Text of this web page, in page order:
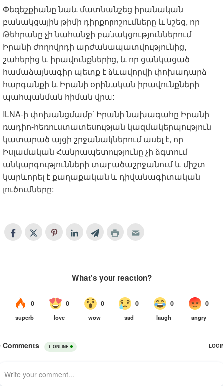
Փեզեշքիանը նաև մատնանշեց իրանական
բանակցային թիմի դիրքորոշումները և նշեց, որ
Թեհրանը չի նահանջի բանակցություններում
Իրանի ժողովրդի արժանապատվությունից,
շահերից և իրավունքներից, և որ ցանկացած
համաձայնագիր պետք է ձևավորվի փոխադարձ
հարգանքի և Իրանի օրինական իրավունքների
պահպանման հիման վրա:
ILNA-ի փոխանցմամբ՝ Իրանի նախագահը Իրանի
ռադիո-հեռուստատեսության կազմակերպություն
կատարած այցի շրջանակներում ասել է, որ
Իսլամական Հանրապետությունը չի ձգտում
անկարգությունների տարածաշրջանում և միշտ
կարևորել է քաղաքական և դիվանագիտական
լուծումները: